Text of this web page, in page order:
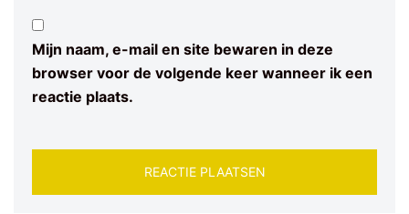
Mijn naam, e-mail en site bewaren in deze
browser voor de volgende keer wanneer ik een
reactie plaats.